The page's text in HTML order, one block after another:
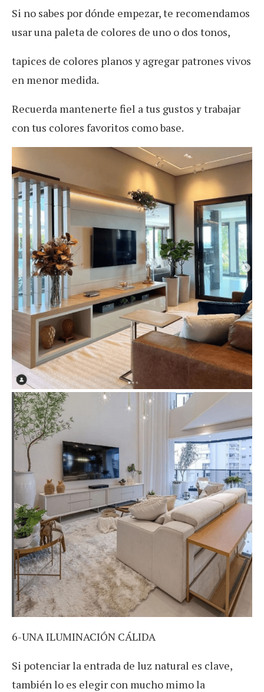
Si no sabes por dónde empezar, te recomendamos
usar una paleta de colores de uno o dos tonos,
tapices de colores planos y agregar patrones vivos
en menor medida.
Recuerda mantenerte fiel a tus gustos y trabajar
con tus colores favoritos como base.
6-UNA ILUMINACIÓN CÁLIDA
Si potenciar la entrada de luz natural es clave,
también lo es elegir con mucho mimo la